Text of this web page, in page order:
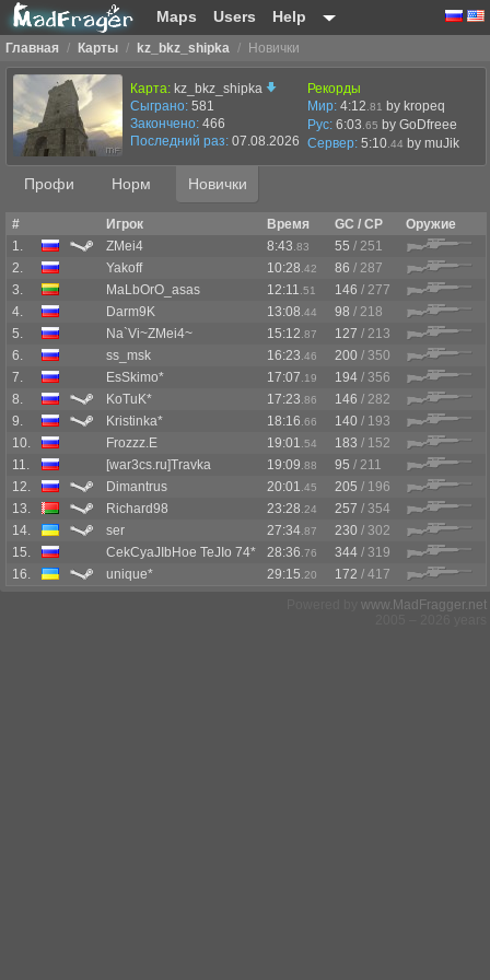
Maps Users Help
Главная / Карты / kz_bkz_shipka / Новички
Карта: kz_bkz_shipka
Сыграно: 581
Закончено: 466
Последний раз: 07.08.2026 в 13:11
Рекорды
Мир: 4:12 .81
by kropeq
Рус: 6:03 .65 by GoDfreee
Сервер: 5:10 .44 by muJik
Профи Норм Новички
# Игрок Время GC / CP
Оружие
1.
ZMei4 8:43 .83 55 / 251
2.
Yakoff 10:28 .42 86 / 287
3.
MaLbOrO_asas 12:11 .51 146 / 277
4.
Darm9K 13:08 .44 98 / 218
5.
Na`Vi~ZMei4~ 15:12 .87 127 / 213
6.
ss_msk 16:23 .46 200 / 350
7.
EsSkimo* 17:07 .19 194 / 356
8.
KoTuK* 17:23 .86 146 / 282
9.
Kristinka* 18:16 .66 140 / 193
10.
Frozzz.E 19:01 .54 183 / 152
11.
[war3cs.ru]Travka 19:09 .88 95 / 211
12.
Dimantrus 20:01 .45 205 / 196
13.
Richard98 23:28 .24 257 / 354
14.
ser 27:34 .87 230 / 302
15.
CekCyaJIbHoe TeJIo 74* 28:36 .76 344 / 319
16.
unique* 29:15 .20 172 / 417
www.MadFragger.net